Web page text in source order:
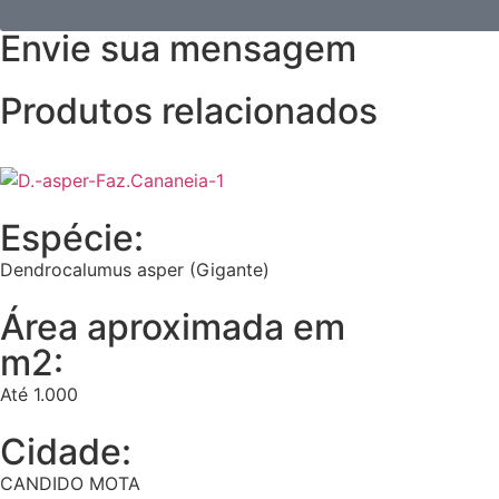
Envie sua mensagem
Produtos relacionados
Espécie:
Dendrocalumus asper (Gigante)
Área aproximada em
m2:
Até 1.000
Cidade:
CANDIDO MOTA